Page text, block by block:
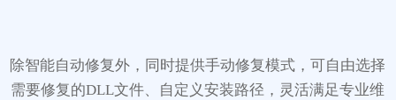
除智能自动修复外，同时提供手动修复模式，可自由选择
需要修复的DLL文件、自定义安装路径，灵活满足专业维